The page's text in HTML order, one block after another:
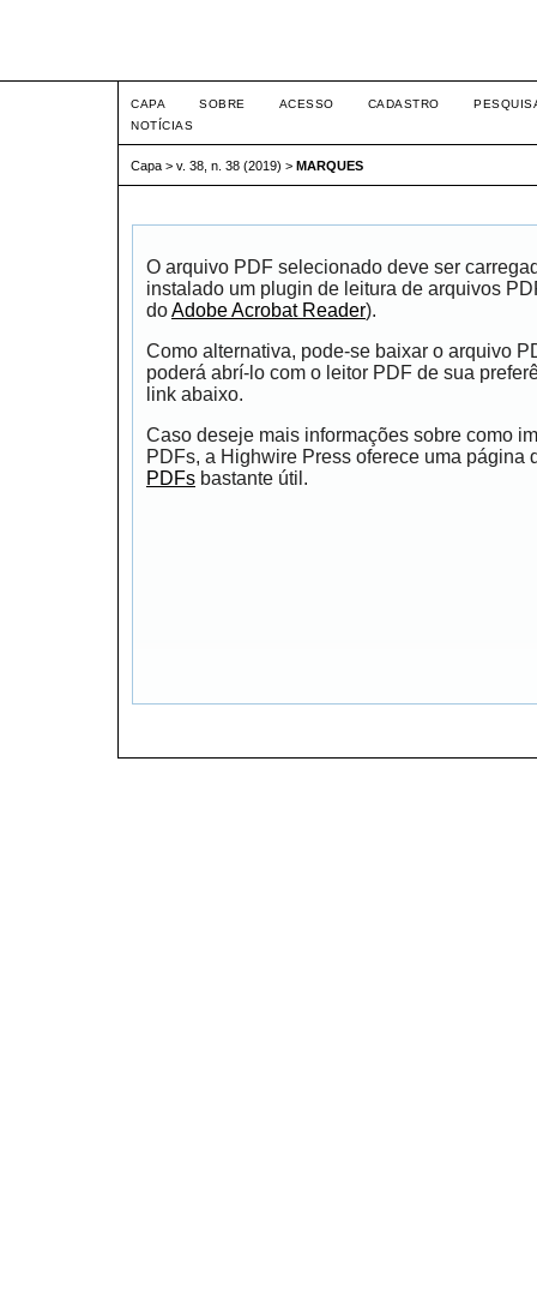
CAPA SOBRE ACESSO CADASTRO
NOTÍCIAS
Capa > v. 38, n. 38 (2019) > MARQUES
O arquivo PDF selecionado deve ser
instalado um plugin de leitura de arquivos
doAdobe Acrobat Reader).
Como alternativa, pode-se baixar o arquivo
poderá abrí-lo com o leitor PDF de sua
link abaixo.
Caso deseje mais informações sobre como
PDFs, a Highwire Press oferece uma página
PDFs bastante útil.